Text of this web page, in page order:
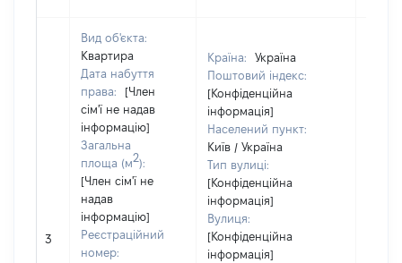
3
Вид об'єкта:
Квартира
Дата набуття
права:
[Член
сім'ї не надав
інформацію]
Загальна
площа (м2):
[Член сім'ї не
надав
інформацію]
Реєстраційний
номер:
Країна:
Україна
Поштовий індекс:
[Конфіденційна
інформація]
Населений пункт:
Київ / Україна
Тип вулиці:
[Конфіденційна
інформація]
Вулиця:
[Конфіденційна
інформація]